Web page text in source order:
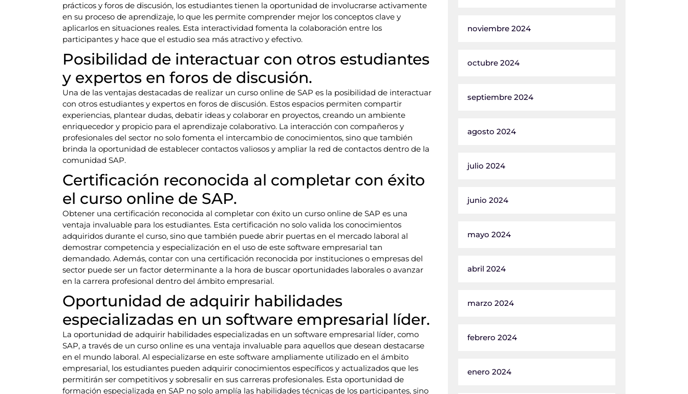
prácticos y foros de discusión, los estudiantes tienen la oportunidad de involucrarse activamente
en su proceso de aprendizaje, lo que les permite comprender mejor los conceptos clave y
aplicarlos en situaciones reales. Esta interactividad fomenta la colaboración entre los
participantes y hace que el estudio sea más atractivo y efectivo.
Posibilidad de interactuar con otros estudiantes
y expertos en foros de discusión.
Una de las ventajas destacadas de realizar un curso online de SAP es la posibilidad de interactuar
con otros estudiantes y expertos en foros de discusión. Estos espacios permiten compartir
experiencias, plantear dudas, debatir ideas y colaborar en proyectos, creando un ambiente
enriquecedor y propicio para el aprendizaje colaborativo. La interacción con compañeros y
profesionales del sector no solo fomenta el intercambio de conocimientos, sino que también
brinda la oportunidad de establecer contactos valiosos y ampliar la red de contactos dentro de la
comunidad SAP.
Certificación reconocida al completar con éxito
el curso online de SAP.
Obtener una certificación reconocida al completar con éxito un curso online de SAP es una
ventaja invaluable para los estudiantes. Esta certificación no solo valida los conocimientos
adquiridos durante el curso, sino que también puede abrir puertas en el mercado laboral al
demostrar competencia y especialización en el uso de este software empresarial tan
demandado. Además, contar con una certificación reconocida por instituciones o empresas del
sector puede ser un factor determinante a la hora de buscar oportunidades laborales o avanzar
en la carrera profesional dentro del ámbito empresarial.
Oportunidad de adquirir habilidades
especializadas en un software empresarial líder.
La oportunidad de adquirir habilidades especializadas en un software empresarial líder, como
SAP, a través de un curso online es una ventaja invaluable para aquellos que desean destacarse
en el mundo laboral. Al especializarse en este software ampliamente utilizado en el ámbito
empresarial, los estudiantes pueden adquirir conocimientos específicos y actualizados que les
permitirán ser competitivos y sobresalir en sus carreras profesionales. Esta oportunidad de
formación especializada en SAP no solo amplía las habilidades técnicas de los participantes, sino
noviembre 2024
octubre 2024
septiembre 2024
agosto 2024
julio 2024
junio 2024
mayo 2024
abril 2024
marzo 2024
febrero 2024
enero 2024